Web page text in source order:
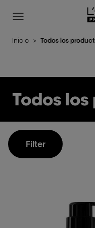
L'Oréal Professionnel
Site Menu
Inicio > Todos los
Todos
Filter